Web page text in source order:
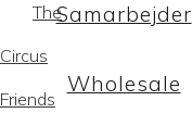
The
Circus
Friends
Samarbejder
Wholesale